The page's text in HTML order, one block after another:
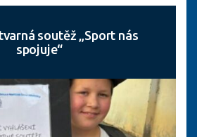
soutěž „Sport nás
spojuje“